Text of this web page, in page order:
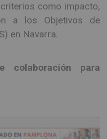
como impacto,
a los Objetivos de
en Navarra.
colaboración para